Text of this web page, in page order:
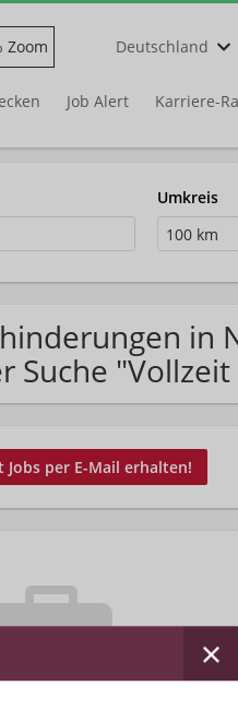
Zoom Deutschland
Job Alert Karriere-
Umkreis
100 km
in
Suche
Jobs per E-Mail erhalten!